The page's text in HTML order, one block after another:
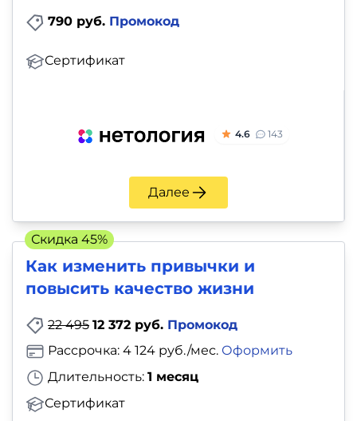
790 руб. Промокод
Сертификат
4.6 143
Далее
Как изменить привычки и
повысить качество жизни
22 495 12 372 руб. Промокод
Длительность: 1 месяц
Сертификат
Рассрочка: 4 124 руб./мес. Оформить
Скидка 45%